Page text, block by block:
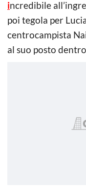
incredibile
poi tegola per
centrocampista
al suo posto